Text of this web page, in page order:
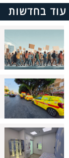
עוד בחדשות